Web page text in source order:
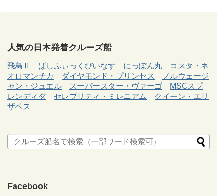
人気の日本発着クルーズ船
飛鳥Ⅱ ぱしふぃっくびいなす にっぽん丸
コスタ・ネ
オロマンチカ
ダイヤモンド・プリンセス
ノルウェージ
ャン・ジュエル
スーパースター・ヴァーゴ
MSCスプ
レンディダ
セレブリティ・ミレニアム
クイーン・エリ
ザベス
Facebook